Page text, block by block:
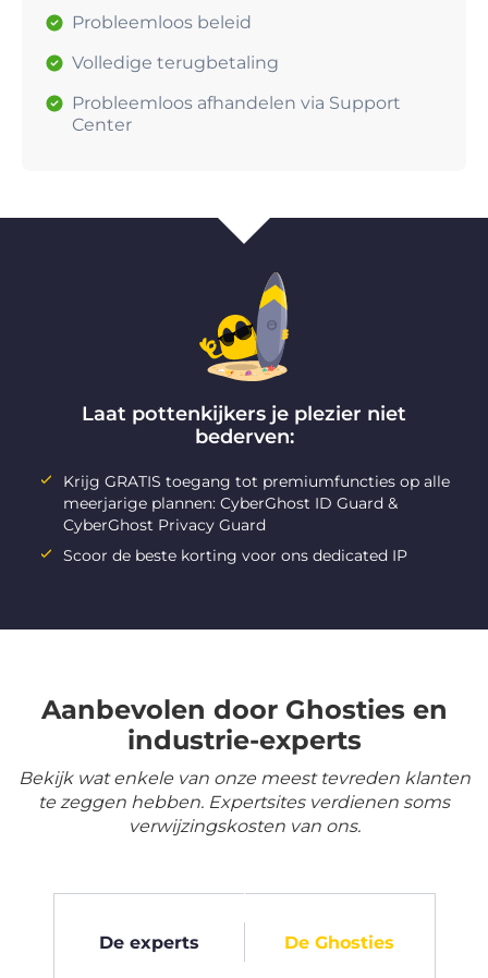
Probleemloos beleid
Volledige terugbetaling
Probleemloos afhandelen via Support
Center
Laat pottenkijkers je plezier niet
bederven:
Krijg GRATIS toegang tot premiumfuncties op alle
meerjarige plannen: CyberGhost ID Guard &
CyberGhost Privacy Guard
Scoor de beste korting voor ons dedicated IP
Aanbevolen door Ghosties en
industrie-experts
Bekijk wat enkele van onze meest tevreden klanten
te zeggen hebben. Expertsites verdienen soms
verwijzingskosten van ons.
De experts De Ghosties